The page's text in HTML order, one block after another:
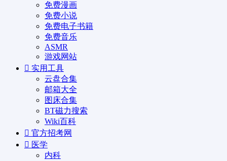
免费漫画
免费小说
免费电子书籍
免费音乐
ASMR
游戏网站
实用工具
云盘合集
邮箱大全
图床合集
BT磁力搜索
Wiki百科
官方招考网
医学
内科